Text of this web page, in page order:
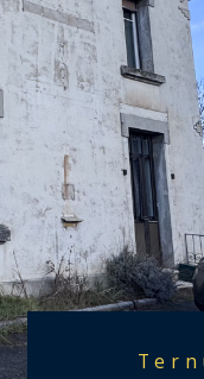
Ternuay-Melay-et-Saint-